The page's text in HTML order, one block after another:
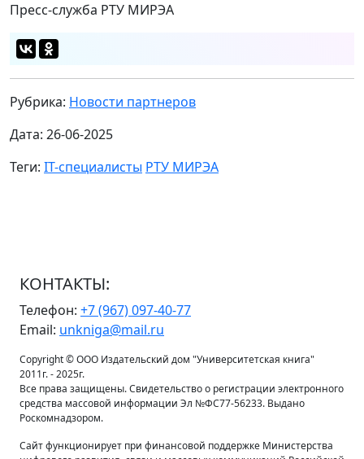
Пресс-служба РТУ МИРЭА
Рубрика: Новости партнеров
Дата: 26-06-2025
Теги: IT-специалисты РТУ МИРЭА
КОНТАКТЫ:
Телефон: +7 (967) 097-40-77
Email: unkniga@mail.ru
Copyright © ООО Издательский дом "Университетская книга"
2011г. - 2025г.
Все права защищены. Свидетельство о регистрации электронного
средства массовой информации Эл №ФС77-56233. Выдано
Роскомнадзором.
Сайт функционирует при финансовой поддержке Министерства